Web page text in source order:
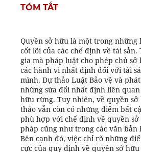
TÓM TẮT
Quyền sở hữu là một trong những
cốt lõi của các chế định về tài
gia mà pháp luật cho phép chủ
các hành vi nhất định đối với tài
mình. Dự thảo Luật Bảo vệ và
những sửa đổi nhất định liên
hữu rừng. Tuy nhiên, về quyền
thảo vẫn còn có những điểm bất
phù hợp với chế định về quyền
pháp cũng như trong các văn bản
Bên cạnh đó, việc chỉ rõ những
cực của quy định về quyền sở